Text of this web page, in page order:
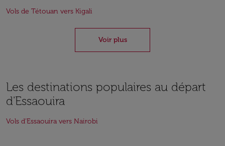
Vols de Tétouan vers Kigali
Voir plus
Les destinations populaires au départ
d'Essaouira
Vols d'Essaouira vers Nairobi